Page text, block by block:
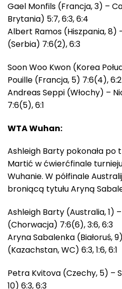
Gael Monfils (Francja, 3) –
Brytania) 5:7, 6:3, 6:4
Albert Ramos (Hiszpania, 8)
(Serbia) 7:6(2), 6:3
Soon Woo Kwon (Korea
Pouille (Francja, 5) 7:6(4), 6:2
Andreas Seppi (Włochy) –
7:6(5), 6:1
WTA Wuhan:
Ashleigh Barty pokonała
Martić w ćwierćfinale
Wuhanie. W półfinale
broniącą tytułu Aryną
Ashleigh Barty (Australia, 1)
(Chorwacja) 7:6(6), 3:6, 6:3
Aryna Sabalenka (Białoruś,
(Kazachstan, WC) 6:3, 1:6, 6:1
Petra Kvitova (Czechy, 5) –
10) 6:3, 6:3